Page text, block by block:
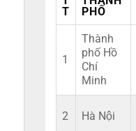
T
PHỐ
1
Thành
phố Hồ
Chí
Minh
2 Hà Nội